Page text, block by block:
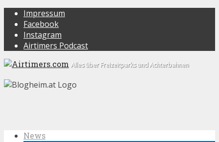
Impressum
Facebook
Instagram
Airtimers Podcast
Alles über Freizeitparks und Achterbahnen
News